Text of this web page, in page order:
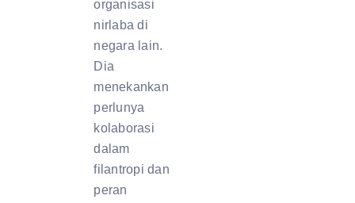
organisasi
nirlaba di
negara lain.
Dia
menekankan
perlunya
kolaborasi
dalam
filantropi dan
peran